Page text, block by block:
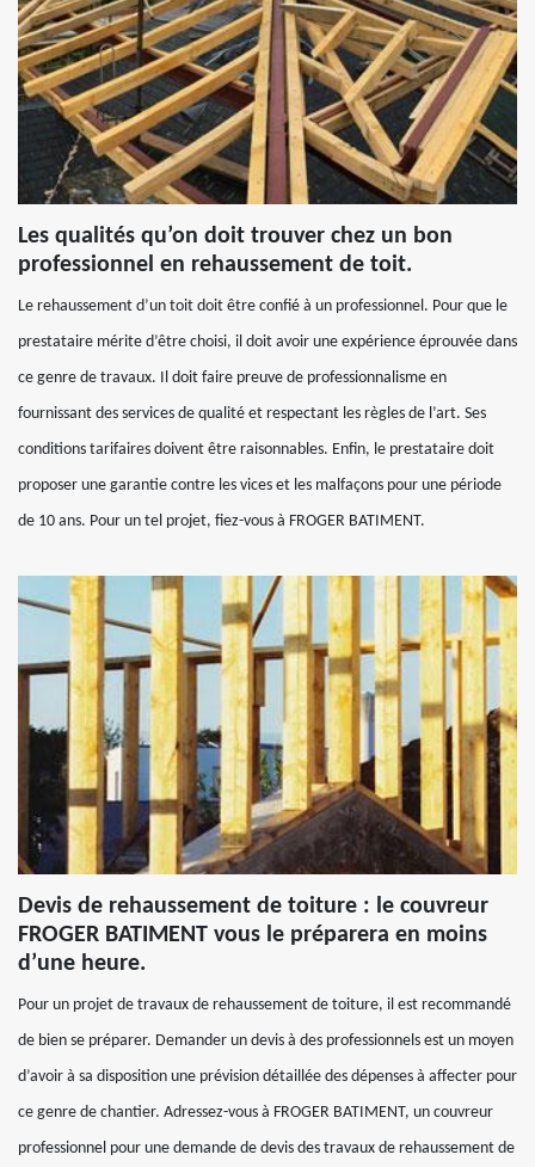
Les qualités qu’on doit trouver chez un bon
professionnel en rehaussement de toit.
Le rehaussement d’un toit doit être confié à un professionnel. Pour que le
prestataire mérite d’être choisi, il doit avoir une expérience éprouvée dans
ce genre de travaux. Il doit faire preuve de professionnalisme en
fournissant des services de qualité et respectant les règles de l’art. Ses
conditions tarifaires doivent être raisonnables. Enfin, le prestataire doit
proposer une garantie contre les vices et les malfaçons pour une période
de 10 ans. Pour un tel projet, fiez-vous à FROGER BATIMENT.
Devis de rehaussement de toiture : le couvreur
FROGER BATIMENT vous le préparera en moins
d’une heure.
Pour un projet de travaux de rehaussement de toiture, il est recommandé
de bien se préparer. Demander un devis à des professionnels est un moyen
d’avoir à sa disposition une prévision détaillée des dépenses à affecter pour
ce genre de chantier. Adressez-vous à FROGER BATIMENT, un couvreur
professionnel pour une demande de devis des travaux de rehaussement de